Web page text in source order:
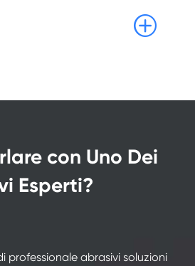

con Uno Dei
Esperti?
professionale abrasivi soluzioni